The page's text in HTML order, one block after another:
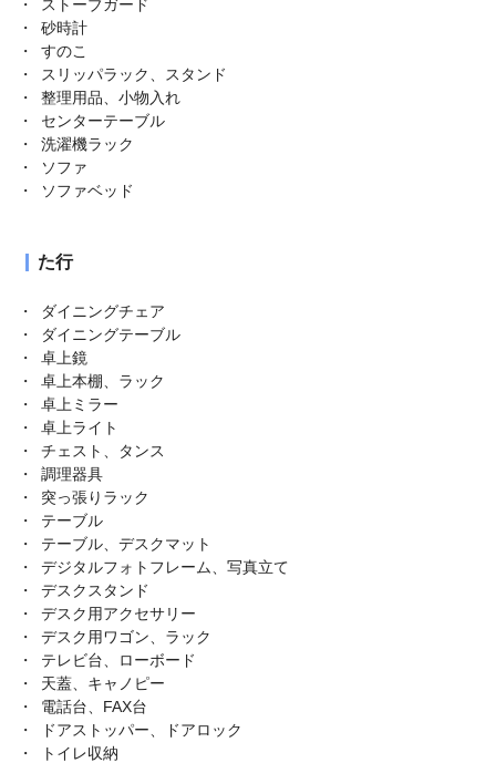
ストーブガード
砂時計
すのこ
スリッパラック、スタンド
整理用品、小物入れ
センターテーブル
洗濯機ラック
ソファ
ソファベッド
た行
ダイニングチェア
ダイニングテーブル
卓上鏡
卓上本棚、ラック
卓上ミラー
卓上ライト
チェスト、タンス
調理器具
突っ張りラック
テーブル
テーブル、デスクマット
デジタルフォトフレーム、写真立て
デスクスタンド
デスク用アクセサリー
デスク用ワゴン、ラック
テレビ台、ローボード
天蓋、キャノピー
電話台、FAX台
ドアストッパー、ドアロック
トイレ収納